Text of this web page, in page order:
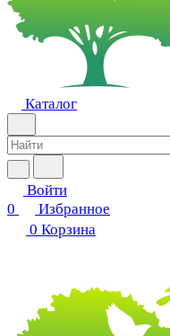
Каталог
Войти
0
Избранное
0 Корзина